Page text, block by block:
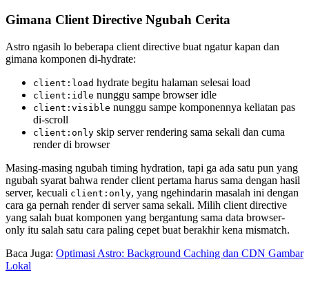
Gimana Client Directive Ngubah Cerita
Astro ngasih lo beberapa client directive buat ngatur kapan dan
gimana komponen di-hydrate:
client:load hydrate begitu halaman selesai load
client:idle nunggu sampe browser idle
client:visible nunggu sampe komponennya keliatan pas
di-scroll
client:only skip server rendering sama sekali dan cuma
render di browser
Masing-masing ngubah timing hydration, tapi ga ada satu pun yang
ngubah syarat bahwa render client pertama harus sama dengan hasil
server, kecuali client:only, yang ngehindarin masalah ini dengan
cara ga pernah render di server sama sekali. Milih client directive
yang salah buat komponen yang bergantung sama data browser-
only itu salah satu cara paling cepet buat berakhir kena mismatch.
Baca Juga: Optimasi Astro: Background Caching dan CDN Gambar
Lokal